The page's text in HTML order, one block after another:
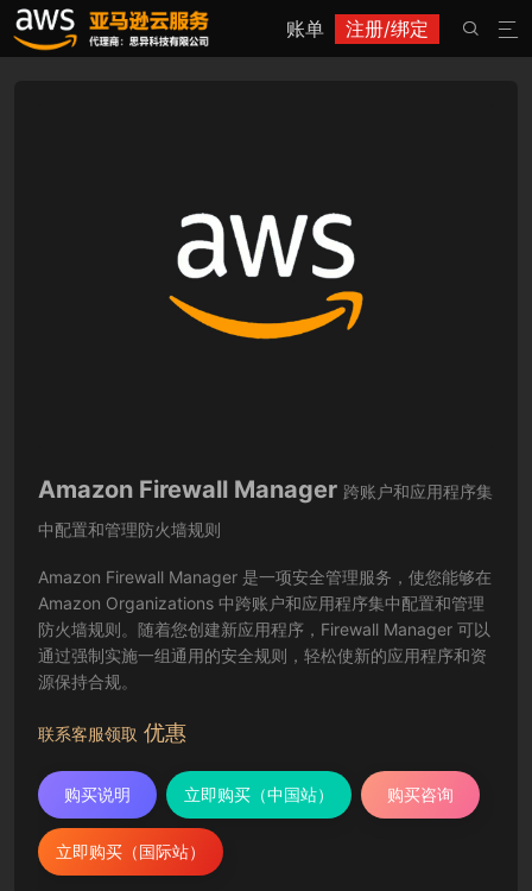
账单 注册/绑定 

Amazon Firewall Manager 跨账户和应用程序集
中配置和管理防火墙规则
Amazon Firewall Manager 是一项安全管理服务，使您能够在
Amazon Organizations 中跨账户和应用程序集中配置和管理
防火墙规则。随着您创建新应用程序，Firewall Manager 可以
通过强制实施一组通用的安全规则，轻松使新的应用程序和资
源保持合规。
联系客服领取 优惠
购买说明 立即购买（中国站） 购买咨询
立即购买（国际站）